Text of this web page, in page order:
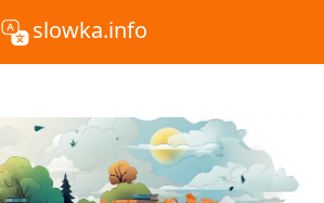
slowka.info